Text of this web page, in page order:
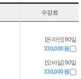
수강료
[온라인] 90일
330,000원
[모바일] 90일
330,000원